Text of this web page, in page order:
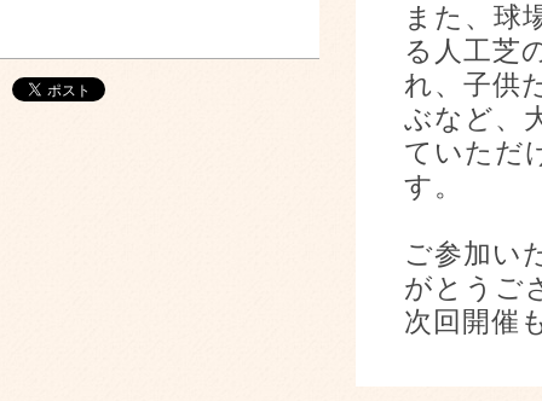
また、球
る人工芝
れ、子供
ぶなど、
ていただ
す。
ご参加い
がとう
次回開催